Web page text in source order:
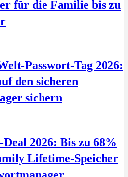
für die Familie bis zu
Passwort-Tag 2026:
den sicheren
sichern
2026: Bis zu 68%
Lifetime-Speicher